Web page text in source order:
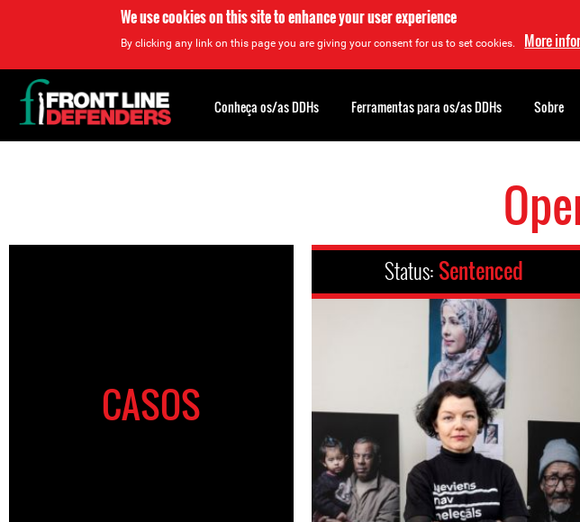
We use cookies on this site to enhance your user experience
By clicking any link on this page you are giving your consent for us to set cookies. More
CASOS
Status: Sentenced
Back
to
top
Conheça os/as DDHs Ferramentas para os/as DDHs Sobre